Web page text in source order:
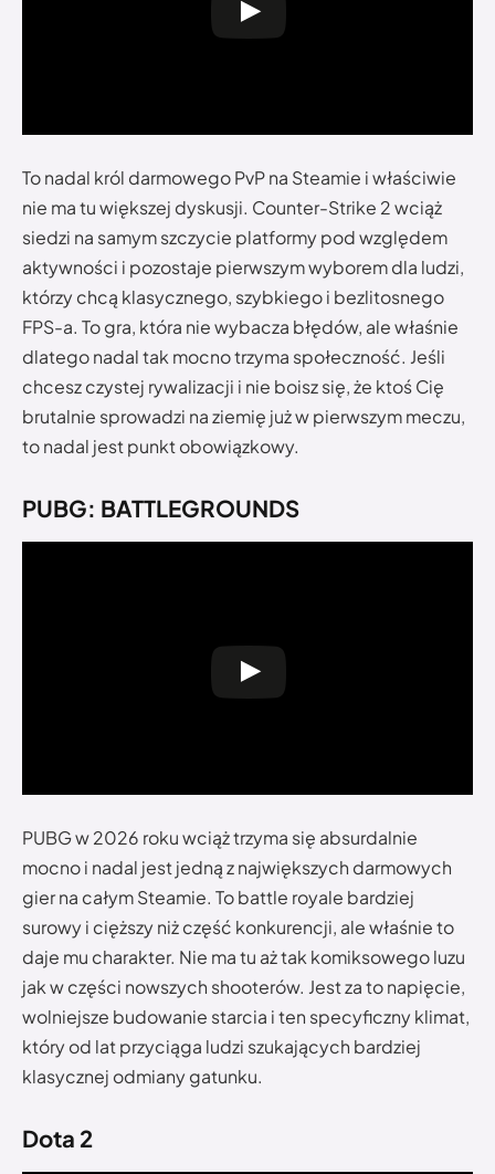
To nadal król darmowego PvP na Steamie i właściwie
nie ma tu większej dyskusji. Counter-Strike 2 wciąż
siedzi na samym szczycie platformy pod względem
aktywności i pozostaje pierwszym wyborem dla ludzi,
którzy chcą klasycznego, szybkiego i bezlitosnego
FPS-a. To gra, która nie wybacza błędów, ale właśnie
dlatego nadal tak mocno trzyma społeczność. Jeśli
chcesz czystej rywalizacji i nie boisz się, że ktoś Cię
brutalnie sprowadzi na ziemię już w pierwszym meczu,
to nadal jest punkt obowiązkowy.
PUBG: BATTLEGROUNDS
PUBG w 2026 roku wciąż trzyma się absurdalnie
mocno i nadal jest jedną z największych darmowych
gier na całym Steamie. To battle royale bardziej
surowy i cięższy niż część konkurencji, ale właśnie to
daje mu charakter. Nie ma tu aż tak komiksowego luzu
jak w części nowszych shooterów. Jest za to napięcie,
wolniejsze budowanie starcia i ten specyficzny klimat,
który od lat przyciąga ludzi szukających bardziej
klasycznej odmiany gatunku.
Dota 2